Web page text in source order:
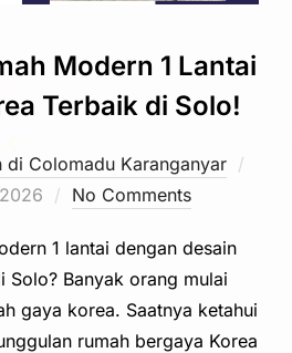
Modern 1 Lantai
Terbaik di Solo!
di Colomadu Karanganyar
No Comments
1 lantai dengan desain
Solo? Banyak orang mulai
gaya korea. Saatnya ketahui
rumah bergaya Korea